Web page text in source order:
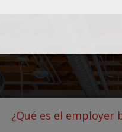
¿Qué es el employer